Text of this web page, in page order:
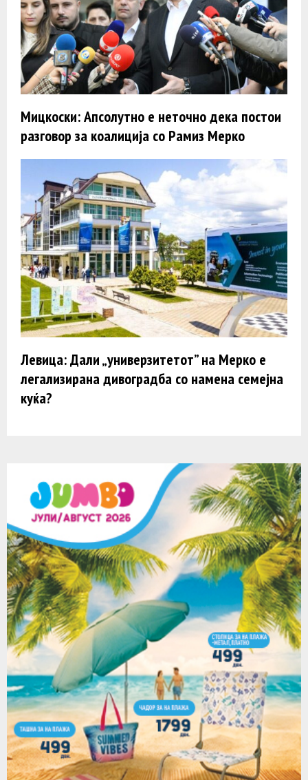
Мицкоски: Апсолутно е неточно дека постои
разговор за коалиција со Рамиз Мерко
Левица: Дали „универзитетот” на Мерко е
легализирана дивоградба со намена семејна
куќа?